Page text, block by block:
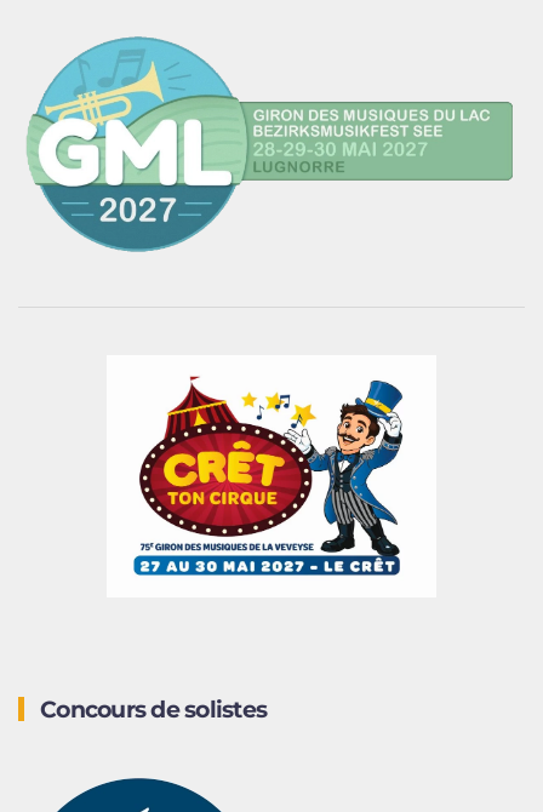
Concours de solistes